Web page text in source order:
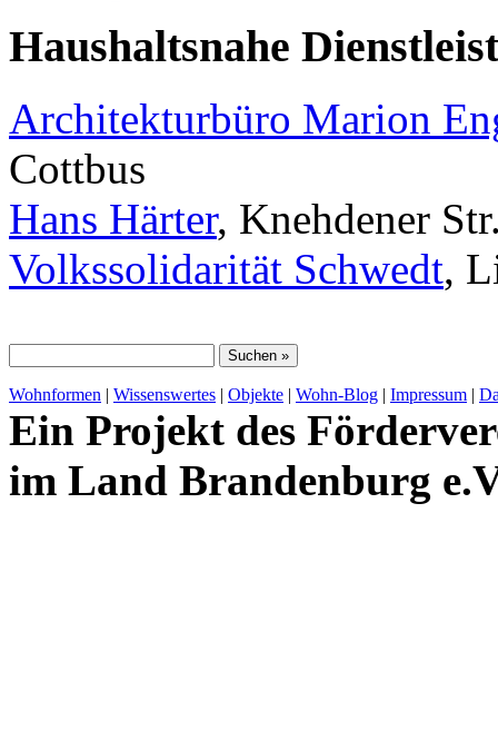
Haushaltsnahe
Architekturbüro Marion
Cottbus
Hans Härter, Knehdener
Volkssolidarität Schwedt,
Wohnformen | Wissenswertes | Objekte | Wohn-Blog | Impressum |
Ein Projekt des
im Land Brandenburg